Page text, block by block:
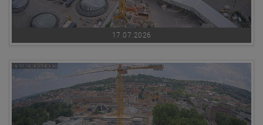
17.07.2026